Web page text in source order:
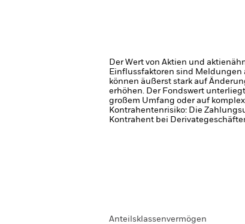
Der Wert von Aktien und
Einflussfaktoren sind
können äußerst stark auf
erhöhen. Der Fondswert
großem Umfang oder auf
Kontrahentenrisiko: Die
Kontrahent bei
Anteilsklassenvermögen